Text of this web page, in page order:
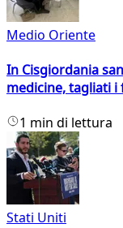
Medio Oriente
In Cisgiordania
medicine, tagliati i
1 min di lettura
Stati Uniti